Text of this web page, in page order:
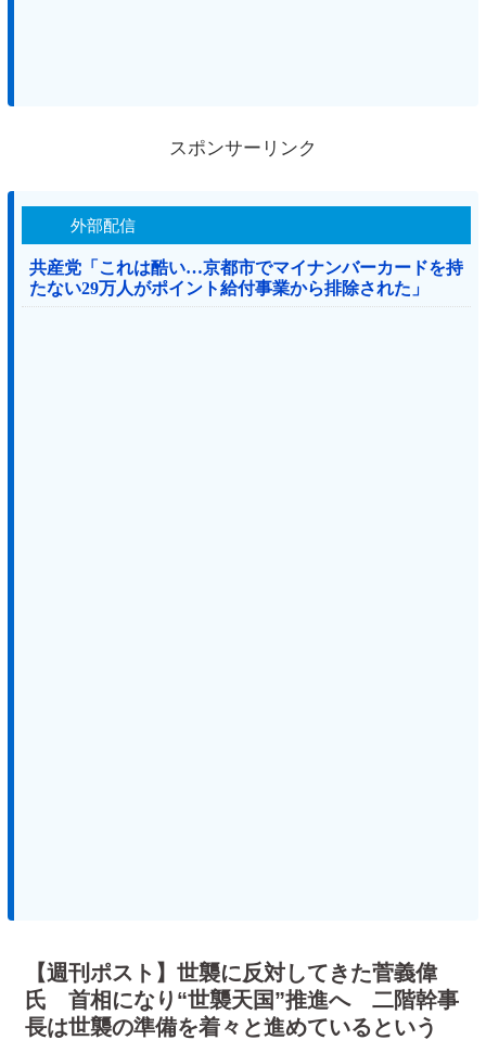
スポンサーリンク
外部配信
共産党「これは酷い…京都市でマイナンバーカードを持
たない29万人がポイント給付事業から排除された」
【週刊ポスト】世襲に反対してきた菅義偉
氏 首相になり“世襲天国”推進へ 二階幹事
長は世襲の準備を着々と進めているという